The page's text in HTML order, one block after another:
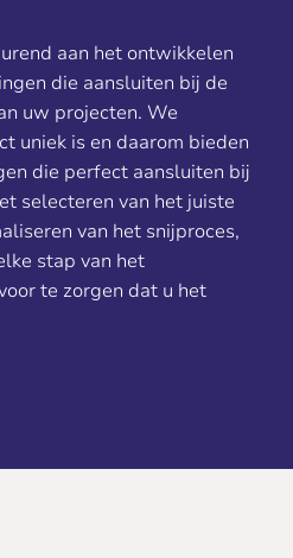
aan het ontwikkelen
die aansluiten bij de
uw projecten. We
uniek is en daarom bieden
die perfect aansluiten bij
selecteren van het juiste
van het snijproces,
stap van het
te zorgen dat u het